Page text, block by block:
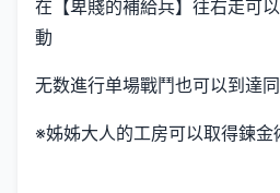
在【卑賤的補給兵】往右走可
動
无数進行单場戰鬥也可以到達
※姊姊大人的工房可以取得鍊金